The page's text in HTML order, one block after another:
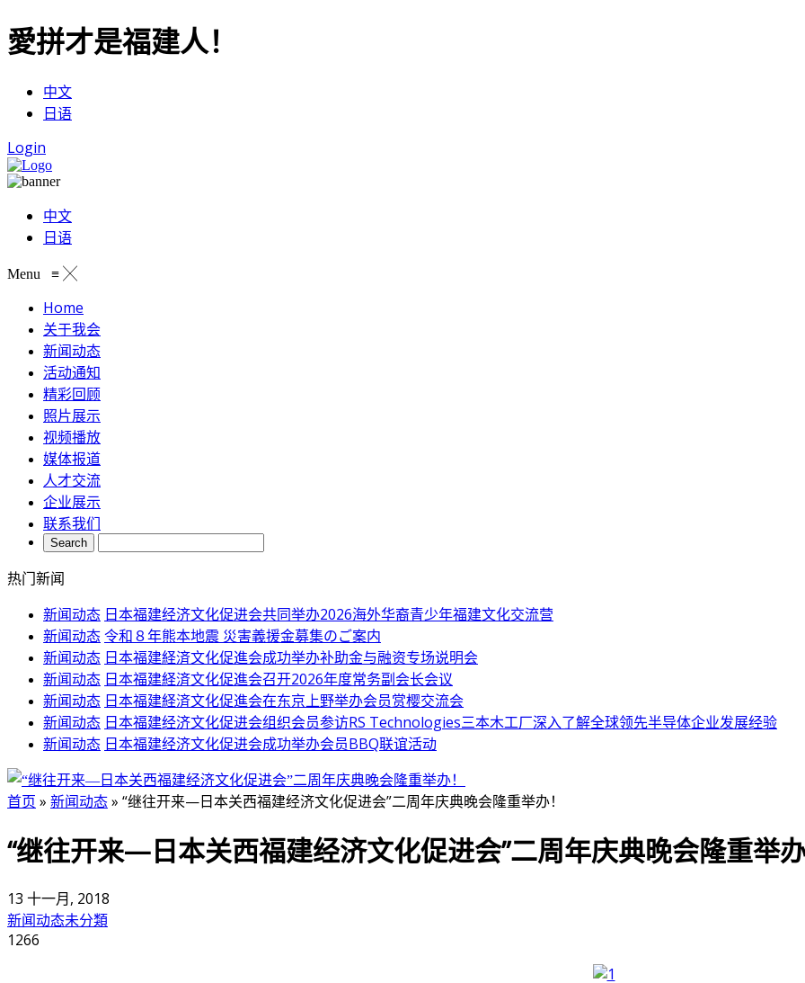
愛拼才是福建人！
中文
日语
Login
中文
日语
Menu ≡ ╳
Home
关于我会
新闻动态
活动通知
精彩回顾
照片展示
视频播放
媒体报道
人才交流
企业展示
联系我们
热门新闻
新闻动态 日本福建经济文化促进会共同举办2026海外华裔青少年福建文化交流营
新闻动态令和８年熊本地震 災害義援金募集のご案内
新闻动态 日本福建経済文化促進会成功举办补助金与融资专场说明会
新闻动态 日本福建経済文化促進会召开2026年度常务副会长会议
新闻动态 日本福建経済文化促進会在东京上野举办会员赏樱交流会
新闻动态 日本福建经济文化促进会组织会员参访RS Technologies三本木工厂深入了解全球领先半导体企业发展经验
新闻动态 日本福建经济文化促进会成功举办会员BBQ联谊活动
首页 » 新闻动态» “继往开来—日本关西福建经济文化促进会”二周年庆典晚会隆重举办！
“继往开来—日本关西福建经济文化促进会”二周年庆典晚会隆重举
13 十一月, 2018
新闻动态未分類
1266